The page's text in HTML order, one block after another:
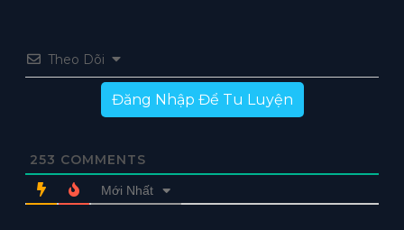
Theo Dõi
Đăng Nhập Để Tu Luyện
253 COMMENTS
Mới Nhất